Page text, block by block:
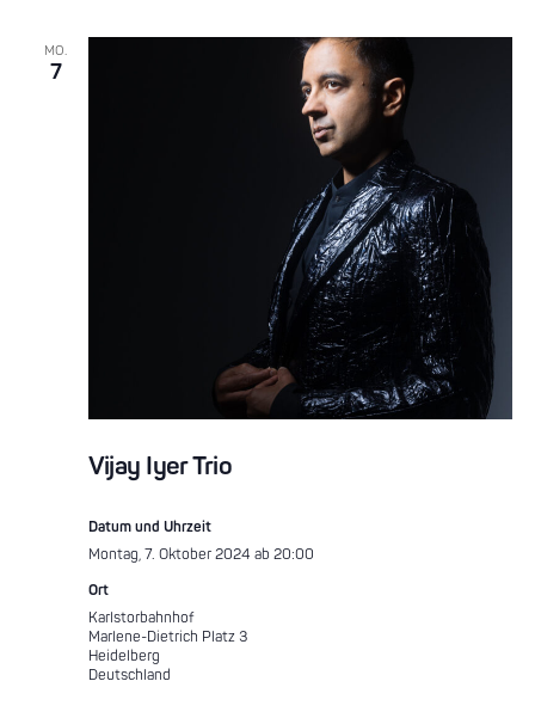
MO.
7
Vijay Iyer Trio
Datum und Uhrzeit
Montag, 7. Oktober 2024 ab 20:00
Ort
Karlstorbahnhof
Marlene-Dietrich Platz 3
Heidelberg
Deutschland